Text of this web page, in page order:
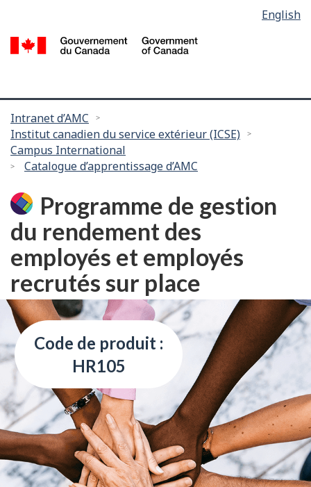
contenu
selection
English
Vous
êtes
ici :
Intranet d’AMC
Institut canadien du service extérieur (ICSE)
Campus International
Catalogue d’apprentissage d’AMC
Programme de gestion
du rendement des
employés et employés
recrutés sur place
Code de produit :
HR105